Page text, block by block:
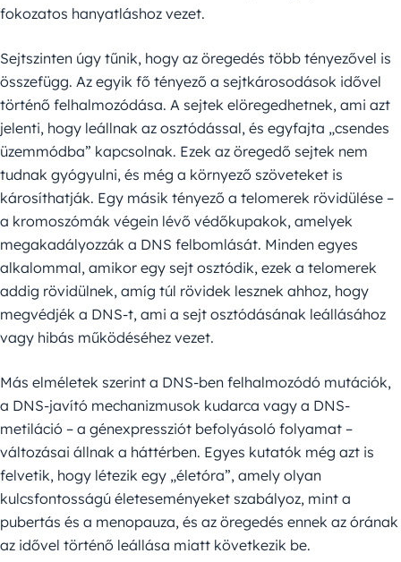
fokozatos hanyatláshoz vezet.
Sejtszinten úgy tűnik, hogy az öregedés több tényezővel is
összefügg. Az egyik fő tényező a sejtkárosodások idővel
történő felhalmozódása. A sejtek elöregedhetnek, ami azt
jelenti, hogy leállnak az osztódással, és egyfajta „csendes
üzemmódba” kapcsolnak. Ezek az öregedő sejtek nem
tudnak gyógyulni, és még a környező szöveteket is
károsíthatják. Egy másik tényező a telomerek rövidülése –
a kromoszómák végein lévő védőkupakok, amelyek
megakadályozzák a DNS felbomlását. Minden egyes
alkalommal, amikor egy sejt osztódik, ezek a telomerek
addig rövidülnek, amíg túl rövidek lesznek ahhoz, hogy
megvédjék a DNS-t, ami a sejt osztódásának leállásához
vagy hibás működéséhez vezet.
Más elméletek szerint a DNS-ben felhalmozódó mutációk,
a DNS-javító mechanizmusok kudarca vagy a DNS-
metiláció – a génexpressziót befolyásoló folyamat –
változásai állnak a háttérben. Egyes kutatók még azt is
felvetik, hogy létezik egy „életóra”, amely olyan
kulcsfontosságú életeseményeket szabályoz, mint a
pubertás és a menopauza, és az öregedés ennek az órának
az idővel történő leállása miatt következik be.